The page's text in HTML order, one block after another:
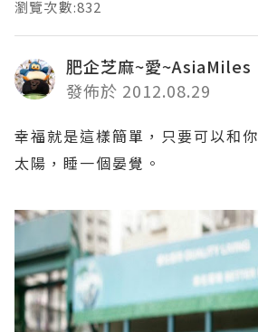
瀏覽次數:832
肥企芝麻~愛~AsiaMiles
發佈於 2012.08.29
幸福就是這樣簡單，只要可以和你
太陽，睡一個晏覺。